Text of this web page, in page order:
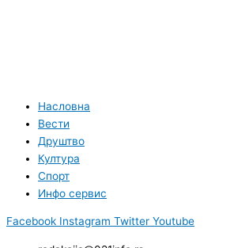
Насловна
Вести
Друштво
Култура
Спорт
Инфо сервис
Facebook Instagram Twitter Youtube